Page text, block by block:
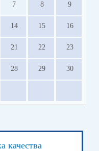
7 8 9
14 15 16
21 22 23
28 29 30
качества